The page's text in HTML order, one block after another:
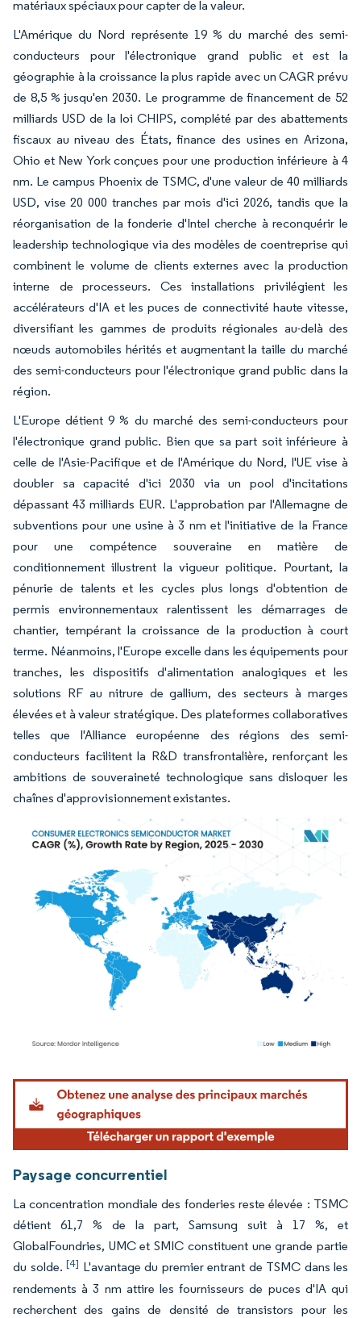
matériaux spéciaux pour capter de la valeur.
L'Amérique du Nord représente 19 % du marché des semi-
conducteurs pour l'électronique grand public et est la
géographie à la croissance la plus rapide avec un CAGR prévu
de 8,5 % jusqu'en 2030. Le programme de financement de 52
milliards USD de la loi CHIPS, complété par des abattements
fiscaux au niveau des États, finance des usines en Arizona,
Ohio et New York conçues pour une production inférieure à 4
nm. Le campus Phoenix de TSMC, d'une valeur de 40 milliards
USD, vise 20 000 tranches par mois d'ici 2026, tandis que la
réorganisation de la fonderie d'Intel cherche à reconquérir le
leadership technologique via des modèles de coentreprise qui
combinent le volume de clients externes avec la production
interne de processeurs. Ces installations privilégient les
accélérateurs d'IA et les puces de connectivité haute vitesse,
diversifiant les gammes de produits régionales au-delà des
nœuds automobiles hérités et augmentant la taille du marché
des semi-conducteurs pour l'électronique grand public dans la
région.
L'Europe détient 9 % du marché des semi-conducteurs pour
l'électronique grand public. Bien que sa part soit inférieure à
celle de l'Asie-Pacifique et de l'Amérique du Nord, l'UE vise à
doubler sa capacité d'ici 2030 via un pool d'incitations
dépassant 43 milliards EUR. L'approbation par l'Allemagne de
subventions pour une usine à 3 nm et l'initiative de la France
pour une compétence souveraine en matière de
conditionnement illustrent la vigueur politique. Pourtant, la
pénurie de talents et les cycles plus longs d'obtention de
permis environnementaux ralentissent les démarrages de
chantier, tempérant la croissance de la production à court
terme. Néanmoins, l'Europe excelle dans les équipements pour
tranches, les dispositifs d'alimentation analogiques et les
solutions RF au nitrure de gallium, des secteurs à marges
élevées et à valeur stratégique. Des plateformes collaboratives
telles que l'Alliance européenne des régions des semi-
conducteurs facilitent la R&D transfrontalière, renforçant les
ambitions de souveraineté technologique sans disloquer les
chaînes d'approvisionnement existantes.
Image © Mordor Intelligence. La réutilisation nécessite une attribution sous CC BY
Paysage concurrentiel
La concentration mondiale des fonderies reste élevée : TSMC
détient 61,7 % de la part, Samsung suit à 17 %, et
GlobalFoundries, UMC et SMIC constituent une grande partie
du solde. [4] L'avantage du premier entrant de TSMC dans les
rendements à 3 nm attire les fournisseurs de puces d'IA qui
recherchent des gains de densité de transistors pour les